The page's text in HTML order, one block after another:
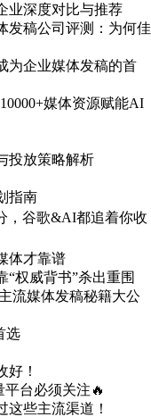
业深度对比与推荐
发稿公司评测：为何佳
为企业媒体发稿的首
媒体资源赋能AI
投放策略解析
指南
，谷歌&AI都追着你收
体才靠谱
权威背书”杀出重围
流媒体发稿秘籍大公
选
好！
台必须关注🔥
这些主流渠道！